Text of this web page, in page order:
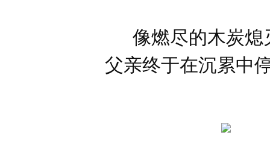
像燃尽的木炭熄
父亲终于在沉累中